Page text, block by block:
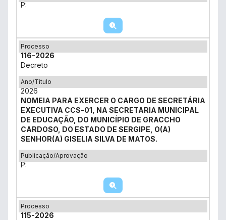
P:
Processo
116-2026
Decreto
Ano/Titulo
2026
NOMEIA PARA EXERCER O CARGO DE SECRETÁRIA
EXECUTIVA CCS-01, NA SECRETARIA MUNICIPAL
DE EDUCAÇÃO, DO MUNICÍPIO DE GRACCHO
CARDOSO, DO ESTADO DE SERGIPE, O(A)
SENHOR(A) GISELIA SILVA DE MATOS.
Publicação/Aprovação
P:
Processo
115-2026